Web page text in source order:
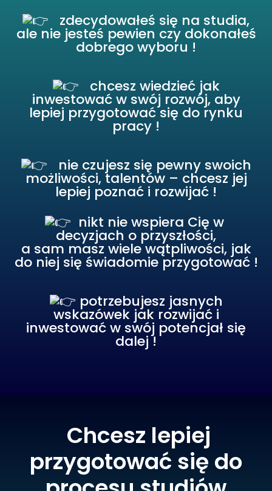
zdecydowałeś się na studia,
ale nie jesteś pewien czy dokonałeś
dobrego wyboru !
chcesz wiedzieć jak
inwestować w swój rozwój, aby
lepiej przygotować się do rynku
pracy !
nie czujesz się pewny swoich
możliwości, talentów – chcesz jej
lepiej poznać i rozwijać !
nikt nie wspiera Cię w
decyzjach o przyszłości,
a sam masz wiele wątpliwości, jak
do niej się świadomie przygotować !
potrzebujesz jasnych
wskazówek jak rozwijać i
inwestować w swój potencjał się
dalej !
Chcesz lepiej
przygotować się do